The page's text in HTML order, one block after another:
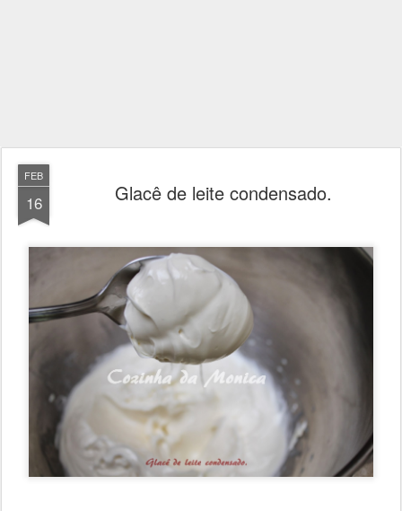
FEB
16 Glacê de leite condensado.